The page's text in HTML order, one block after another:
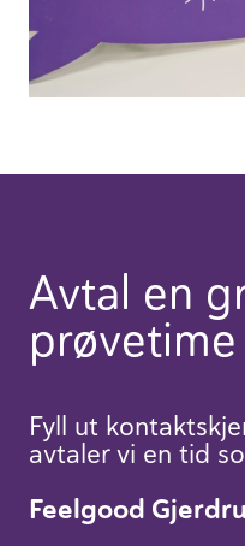
Avtal en
prøvetime
Fyll ut
avtaler vi en tid
Feelgood